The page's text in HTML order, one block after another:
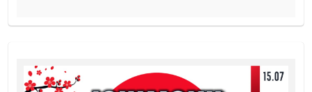
TYPE DE
PRIX DU
SEUIL DE
2026 18:35
225,186
PROSPECTUS DE BASE
Français (France)